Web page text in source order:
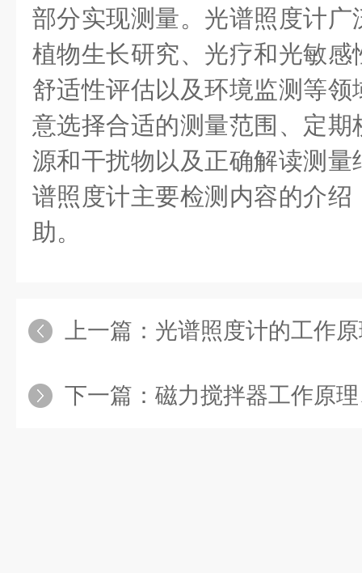
部分实现测量。光谱照度计
植物生长研究、光疗和光敏
舒适性评估以及环境监测等
意选择合适的测量范围、定
源和干扰物以及正确解读测
谱照度计主要检测内容的介
助。
上一篇： 光谱照度计的工作
下一篇： 磁力搅拌器工作原理、